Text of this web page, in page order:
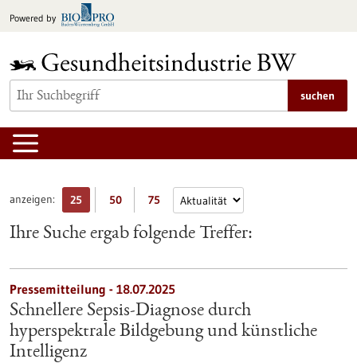
Inhalt
Powered by
suchen
anzeigen: 25 50 75
Ihre Suche ergab folgende Treffer:
Pressemitteilung - 18.07.2025
Schnellere Sepsis-Diagnose durch
hyperspektrale Bildgebung und künstliche
Intelligenz